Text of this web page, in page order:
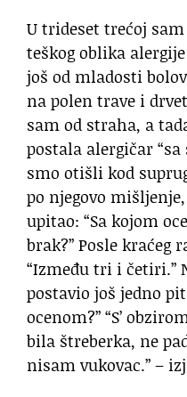
U trideset trećoj
teškog oblika
još od mladosti
na polen trave i
sam od straha, a
postala alergičar “sa
smo otišli kod
po njegovo
upitao: “Sa kojom
brak?” Posle
“Između tri i četiri.”
postavio još jedno
ocenom?” “S’
bila štreberka, ne
nisam vukovac.” –